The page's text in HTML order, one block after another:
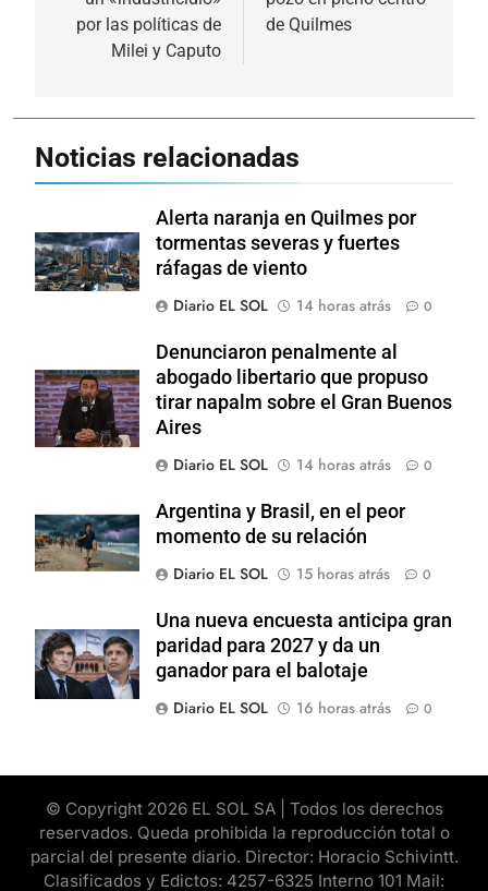
por las políticas de
Milei y Caputo
de Quilmes
Noticias relacionadas
Alerta naranja en Quilmes por
tormentas severas y fuertes
ráfagas de viento
Diario EL SOL
14 horas atrás 0
Denunciaron penalmente al
abogado libertario que propuso
tirar napalm sobre el Gran Buenos
Aires
Diario EL SOL
14 horas atrás 0
Argentina y Brasil, en el peor
momento de su relación
Diario EL SOL
15 horas atrás 0
Una nueva encuesta anticipa gran
paridad para 2027 y da un
ganador para el balotaje
Diario EL SOL
16 horas atrás 0
© Copyright 2026 EL SOL SA | Todos los derechos
reservados. Queda prohibida la reproducción total o
parcial del presente diario. Director: Horacio Schivintt.
Clasificados y Edictos: 4257-6325 Interno 101 Mail: